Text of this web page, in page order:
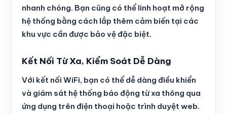
nhanh chóng. Bạn cũng có thể linh hoạt mở rộng
hệ thống bằng cách lắp thêm cảm biến tại các
khu vực cần được bảo vệ đặc biệt.
Kết Nối Từ Xa, Kiểm Soát Dễ Dàng
Với kết nối WiFi, bạn có thể dễ dàng điều khiển
và giám sát hệ thống báo động từ xa thông qua
ứng dụng trên điện thoại hoặc trình duyệt web.